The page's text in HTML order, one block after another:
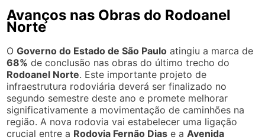
Avanços nas Obras do Rodoanel
Norte
OGoverno do Estado de São Paulo atingiu a marca de
68% de conclusão nas obras do último trecho do
Rodoanel Norte. Este importante projeto de
infraestrutura rodoviária deverá ser finalizado no
segundo semestre deste ano e promete melhorar
significativamente a movimentação de caminhões na
região. A nova rodovia vai estabelecer uma ligação
crucial entre a Rodovia Fernão Dias e a Avenida